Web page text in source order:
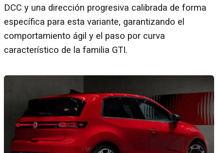
DCC y una dirección progresiva calibrada de forma
específica para esta variante, garantizando el
comportamiento ágil y el paso por curva
característico de la familia GTI.